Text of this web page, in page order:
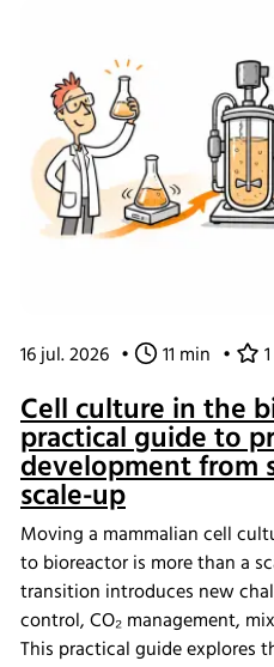
16 jul. 2026 • 11 min • 1
Cell culture in the
practical guide to
development from
scale-up
Moving a mammalian cell
to bioreactor is more than a
transition introduces new
control, CO₂ management,
This practical guide explores